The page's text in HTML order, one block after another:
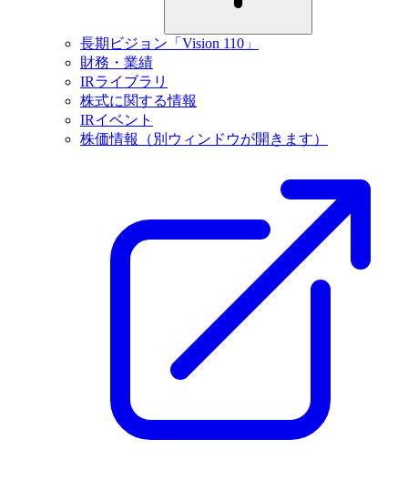
長期ビジョン「Vision 110」
財務・業績
IRライブラリ
株式に関する情報
IRイベント
株価情報
（別ウィンドウが開きます）